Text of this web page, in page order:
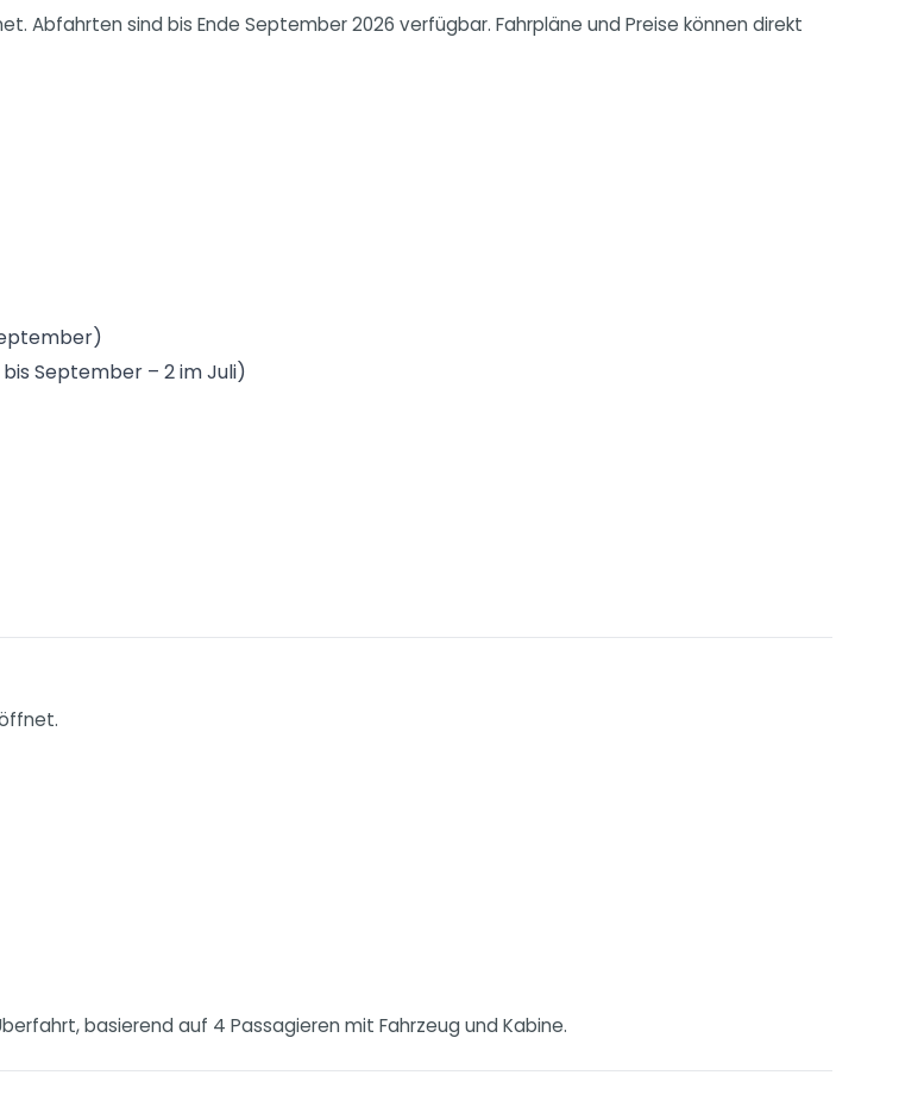
Abfahrten sind bis Ende September 2026 verfügbar. Fahrpläne und Preise können direkt
September – 2 im Juli)
basierend auf 4 Passagieren mit Fahrzeug und Kabine.